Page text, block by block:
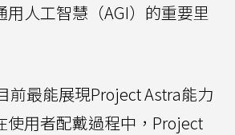
用人工智慧（AGI）的重要里
前最能展現Project Astra能力
使用者配戴過程中，Project